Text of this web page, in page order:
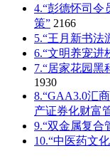
4.“彭德怀司令
策” 2166
5.“王月新书法
6.“文明养宠进
7.“居家花园黑
1930
8.“GAA3.0汇
产证券化财富
9.“双金属复合
10.“中医药文